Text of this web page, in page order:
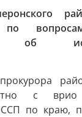
об
с врио
по краю,